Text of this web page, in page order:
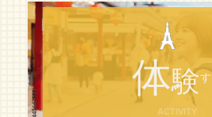
体験す
ACTIVITY